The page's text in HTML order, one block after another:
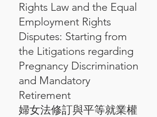
Rights Law and the Equal
Employment Rights
Disputes: Starting from
the Litigations regarding
Pregnancy Discrimination
and Mandatory
Retirement
婦女法修訂與平等就業權